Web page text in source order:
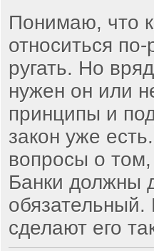
Понимаю, что
относиться
ругать. Но
нужен он или
принципы и
закон уже
вопросы о
Банки должны
сделают его